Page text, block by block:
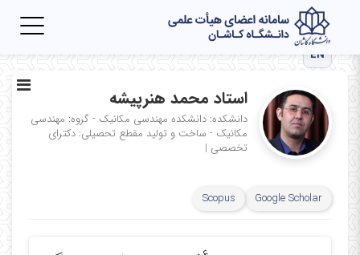
EN
استاد محمد هنرپیشه
دانشکده: دانشکده مهندسی مکانیک - گروه: مهندسی
مکانیک - ساخت و تولید مقطع تحصیلی: دکترای
تخصصی |
Google Scholar
Scopus